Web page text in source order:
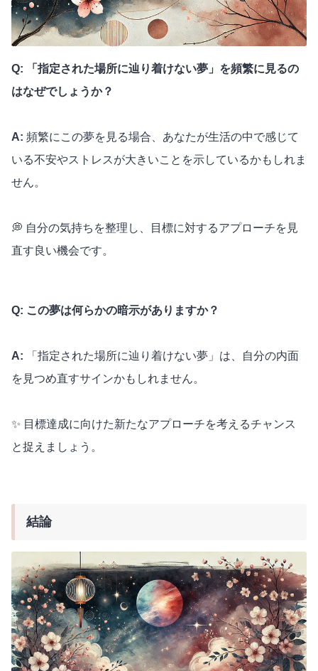
Q: 「指定された場所に辿り着けない夢」を頻繁に見るの
はなぜでしょうか？
A: 頻繁にこの夢を見る場合、あなたが生活の中で感じて
いる不安やストレスが大きいことを示しているかもしれま
せん。
💭 自分の気持ちを整理し、目標に対するアプローチを見
直す良い機会です。
Q: この夢は何らかの暗示がありますか？
A:
「指定された場所に辿り着けない夢」は、自分の内面
を見つめ直すサインかもしれません。
✨ 目標達成に向けた新たなアプローチを考えるチャンス
と捉えましょう。
結論